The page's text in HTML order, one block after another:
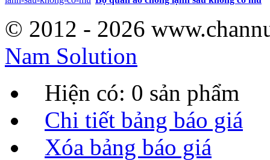
© 2012 - 2026
Nam Solution
Hiện có: 0 sản phẩm
Chi tiết bảng báo giá
Xóa bảng báo giá